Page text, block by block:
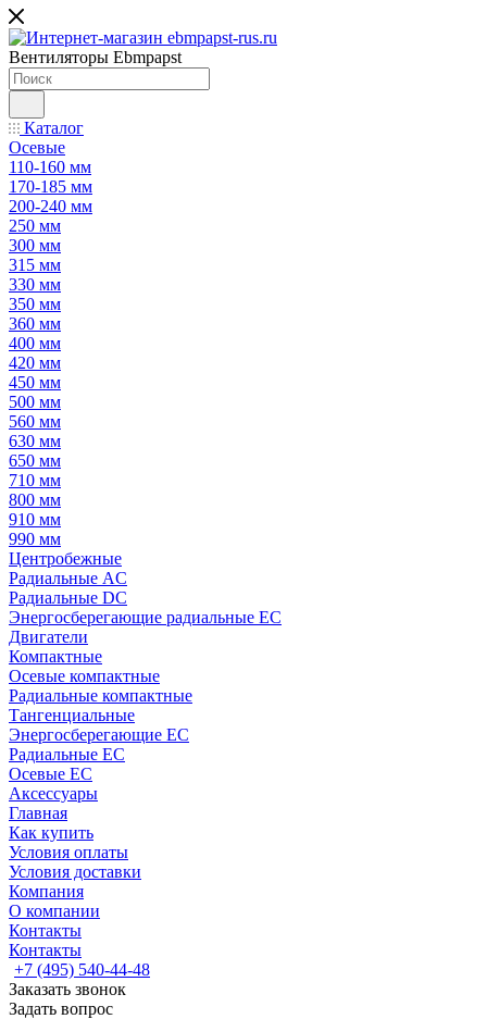
Вентиляторы Ebmpapst
Каталог
Осевые
110-160 мм
170-185 мм
200-240 мм
250 мм
300 мм
315 мм
330 мм
350 мм
360 мм
400 мм
420 мм
450 мм
500 мм
560 мм
630 мм
650 мм
710 мм
800 мм
910 мм
990 мм
Центробежные
Радиальные AC
Радиальные DC
Энергосберегающие радиальные EC
Двигатели
Компактные
Осевые компактные
Радиальные компактные
Тангенциальные
Энергосберегающие EC
Радиальные EC
Осевые EC
Аксессуары
Главная
Как купить
Условия оплаты
Условия доставки
Компания
О компании
Контакты
Контакты
+7 (495) 540-44-48
Заказать звонок
Задать вопрос